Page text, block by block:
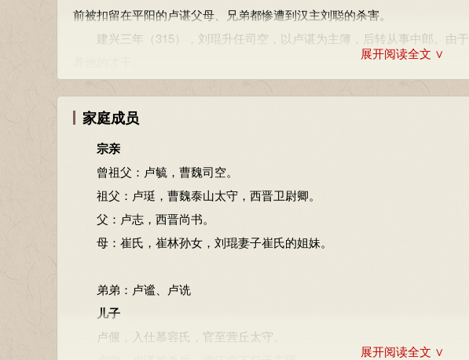
前被扣留在平阳的卢谌父母、兄弟都惨遭到汉主刘聪的杀害。
建兴三年（315），刘琨升任司空，以卢谌为主簿，后转从事中郎。由
建兴四年（316），并州丢失，卢谌随刘琨前往蓟城，投靠鲜卑段部左贤
望，于是作《答卢谌》来诗激励卢谌，卢谌以《答刘琨诗》作答。然而卢
刘琨又作《重赠卢谌》（此诗“托意非常，掳畅幽愤”）赠卢谌。五月，刘琨
寄命辽西
刘琨被害，致使原依附段匹磾士人寒心，纷纷弃段匹磾而去。由于当时
弟崔悦等晋人率领刘琨余众向西前往辽西令支，投奔段末波，在那里奉刘
呈给朝廷。朝廷看到表文之内容论事真切、情意慷慨，于是同意为刘琨举哀
谌、崔悦等返回建康，但段末波爱惜人才，便以种种借口留住卢谌不肯放
段辽杀段牙继立。
展开阅读全文 ∨
家庭成员
宗亲
曾祖父：卢毓，曹魏司空。
祖父：卢珽，曹魏泰山太守，西晋卫尉卿。
父：卢志，西晋尚书。
母：崔氏，崔林孙女，刘琨妻子崔氏的姐妹。
弟弟：卢谧、卢诜
儿子
卢偃，入仕慕容氏，官至营丘太守。
展开阅读全文 ∨